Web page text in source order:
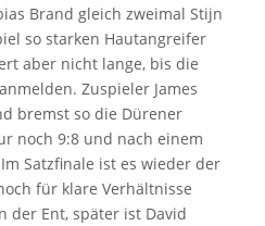
Brand gleich zweimal Stijn
so starken Hautangreifer
aber nicht lange, bis die
Zuspieler James
bremst so die Dürener
noch 9:8 und nach einem
Satzfinale ist es wieder der
für klare Verhältnisse
der Ent, später ist David